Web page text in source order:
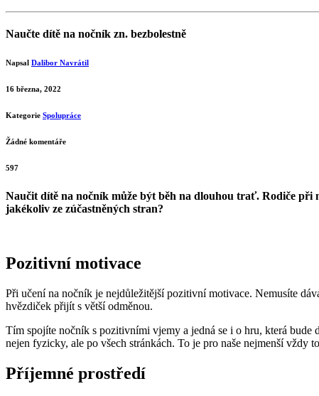
Naučte dítě na nočník zn. bezbolestně
Napsal Dalibor Navrátil
16 března, 2022
Kategorie Spolupráce
Žádné komentáře
597
Naučit dítě na nočník může být běh na dlouhou trať. Rodiče při
jakékoliv ze zúčastněných stran?
Pozitivní motivace
Při učení na nočník je nejdůležitější pozitivní motivace. Nemusíte
hvězdiček přijít s větší odměnou.
Tím spojíte nočník s pozitivními vjemy a jedná se i o hru, která
nejen fyzicky, ale po všech stránkách. To je pro naše nejmenší vždy
Příjemné prostředí